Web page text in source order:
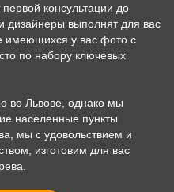
консультации до
дизайнеры выполнят для вас
имеющихся у вас фото с
по набору ключевых
во Львове, однако мы
населенные пункты
мы с удовольствием и
изготовим для вас